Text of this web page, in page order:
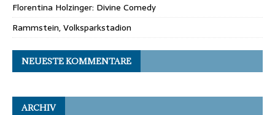
Florentina Holzinger: Divine Comedy
Rammstein, Volksparkstadion
NEUESTE KOMMENTARE
ARCHIV